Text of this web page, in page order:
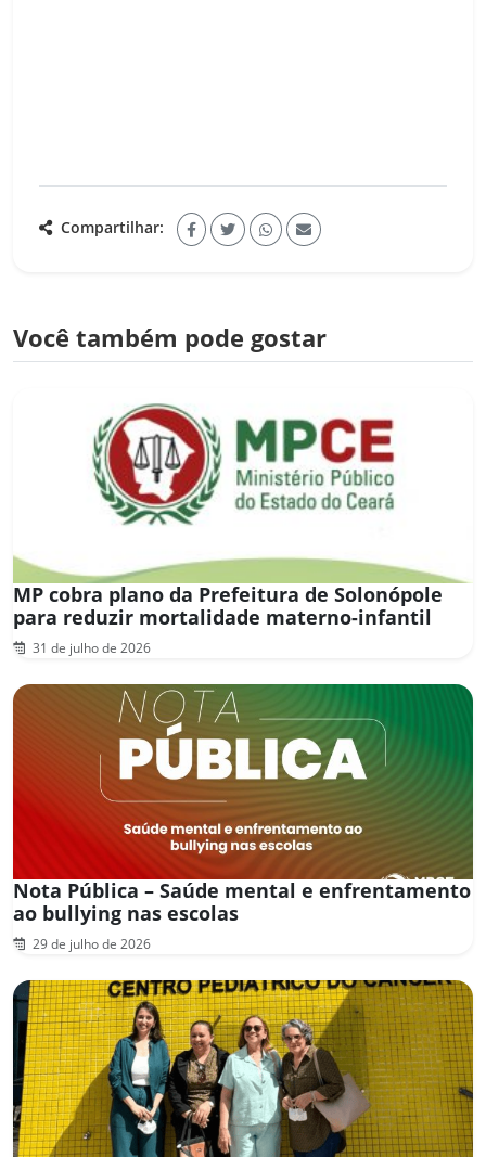
Compartilhar:
Você também pode gostar
MP cobra plano da Prefeitura de Solonópole
para reduzir mortalidade materno-infantil
31 de julho de 2026
Nota Pública – Saúde mental e enfrentamento
ao bullying nas escolas
29 de julho de 2026